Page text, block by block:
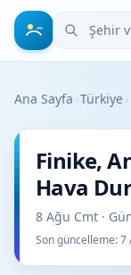
Şehir veya
Ana Sayfa ›Türkiye›
Finike,
Hava
8 Ağu Cmt ·
Son güncelleme:7